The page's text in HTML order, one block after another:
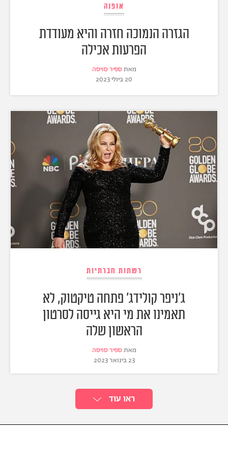
אופנה
הגזרה הנמוכה חזרה והיא מעודדת
הפרעות אכילה
מאתספיר סויסה
20 ביולי 2023
רשתות חברתיות
ג'ניפר קולידג' פתחה טיקטוק, לא
תאמינו את מי היא גייסה לסרטון
הראשון שלה
מאתספיר סויסה
23 בינואר 2023
ראו עוד